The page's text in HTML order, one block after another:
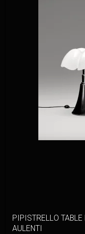
PIPISTRELLO
AULENTI